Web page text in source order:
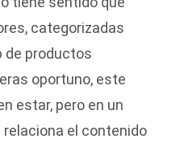
categorizadas
de productos
oportuno, este
estar, pero en un
relaciona el contenido